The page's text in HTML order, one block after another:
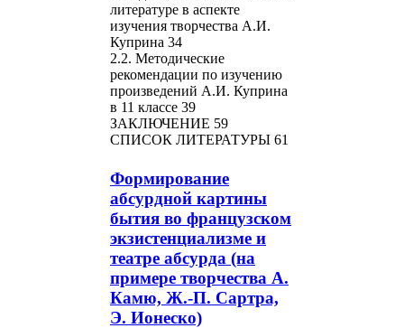
литературе в аспекте
изучения творчества А.И.
Куприна 34
2.2. Методические
рекомендации по изучению
произведений А.И. Куприна
в 11 классе 39
ЗАКЛЮЧЕНИЕ 59
СПИСОК ЛИТЕРАТУРЫ 61
Формирование
абсурдной картины
бытия во французском
экзистенциализме и
театре абсурда (на
примере творчества А.
Камю, Ж.-П. Сартра,
Э. Ионеско)